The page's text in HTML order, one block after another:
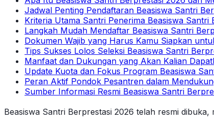
Jadwal Penting Pendaftaran Beasiswa Santri
Kriteria Utama Santri Penerima Beasiswa Santri
Langkah Mudah Mendaftar Beasiswa Santri
Dokumen Wajib yang Harus Kamu Siapkan
Tips Sukses Lolos Seleksi Beasiswa Santri
Manfaat dan Dukungan yang Akan Kalian
Update Kuota dan Fokus Program Beasiswa
Peran Aktif Pondok Pesantren dalam
Sumber Informasi Resmi Beasiswa Santri
Beasiswa Santri Berprestasi 2026 telah resmi